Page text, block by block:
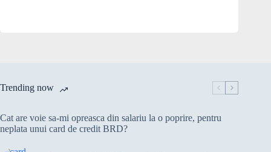
Trending now
Cat are voie sa-mi opreasca din salariu la o poprire, pentru
neplata unui card de credit BRD?